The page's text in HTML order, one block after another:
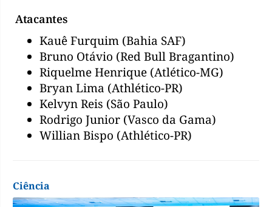
Atacantes
Kauê Furquim (Bahia SAF)
Bruno Otávio (Red Bull Bragantino)
Riquelme Henrique (Atlético-MG)
Bryan Lima (Athlético-PR)
Kelvyn Reis (São Paulo)
Rodrigo Junior (Vasco da Gama)
Willian Bispo (Athlético-PR)
Ciência